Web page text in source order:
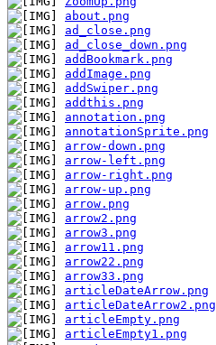
about.png
ad_close.png
ad_close_down.png
addBookmark.png
addImage.png
addSwiper.png
addthis.png
annotation.png
annotationSprite.png
arrow-down.png
arrow-left.png
arrow-right.png
arrow-up.png
arrow.png
arrow2.png
arrow3.png
arrow11.png
arrow22.png
arrow33.png
articleDateArrow.png
articleDateArrow2.png
articleEmpty.png
articleEmpty1.png